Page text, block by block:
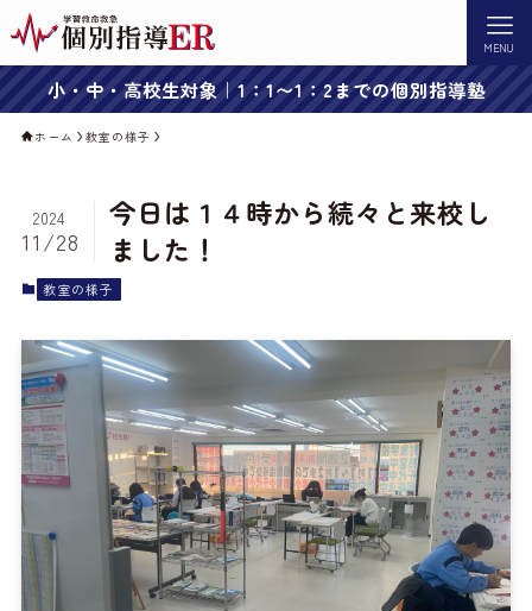
MENU
小・中・高校生対象｜1：1〜1：2までの個別指導塾
ホーム 教室の様子
今日は１４時から続々と来校し
ました！
2024
11/28
教室の様子